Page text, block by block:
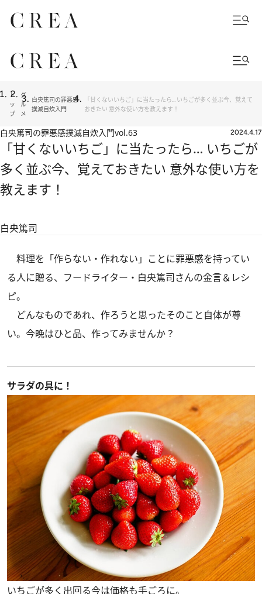
ト
ッ
プ
グ
ル
メ
白央篤司の罪悪感
撲滅自炊入門
「甘くないいちご」に当たったら… いちごが多く並ぶ今、覚えて
おきたい 意外な使い方を教えます！
白央篤司の罪悪感撲滅自炊入門vol.63 2024.4.17
「甘くないいちご」に当たったら… いちごが
多く並ぶ今、覚えておきたい 意外な使い方を
教えます！
白央篤司
料理を「作らない・作れない」ことに罪悪感を持ってい
る人に贈る、フードライター・白央篤司さんの金言＆レシ
ピ。
どんなものであれ、作ろうと思ったそのこと自体が尊
い。今晩はひと品、作ってみませんか？
サラダの具に！
いちごが多く出回る今は価格も手ごろに。